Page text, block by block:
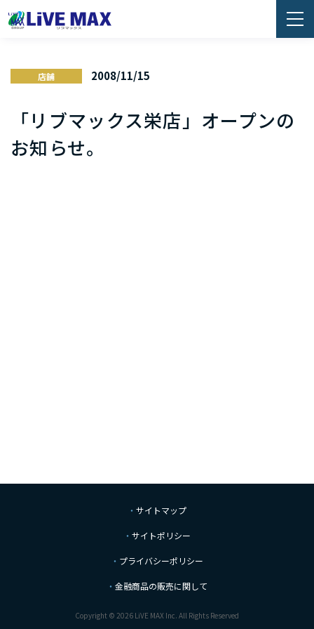
店舗 2008/11/15
「リブマックス栄店」オープンの
お知らせ。
サイトマップ
サイトポリシー
プライバシーポリシー
金融商品の販売に関して
Copyright © 2026 LiVE MAX Inc. All Rights Reserved